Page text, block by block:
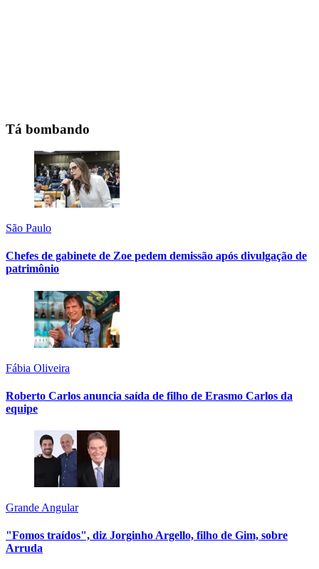
Tá bombando
São Paulo
Chefes de gabinete de Zoe pedem demissão após divulgação de
patrimônio
Fábia Oliveira
Roberto Carlos anuncia saída de filho de Erasmo Carlos da
equipe
Grande Angular
"Fomos traídos", diz Jorginho Argello, filho de Gim, sobre
Arruda